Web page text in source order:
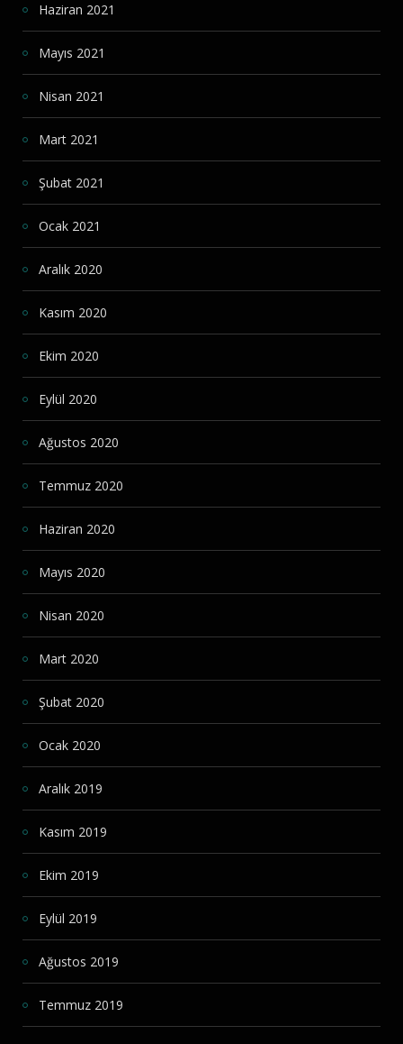
Haziran 2021
Mayıs 2021
Nisan 2021
Mart 2021
Şubat 2021
Ocak 2021
Aralık 2020
Kasım 2020
Ekim 2020
Eylül 2020
Ağustos 2020
Temmuz 2020
Haziran 2020
Mayıs 2020
Nisan 2020
Mart 2020
Şubat 2020
Ocak 2020
Aralık 2019
Kasım 2019
Ekim 2019
Eylül 2019
Ağustos 2019
Temmuz 2019